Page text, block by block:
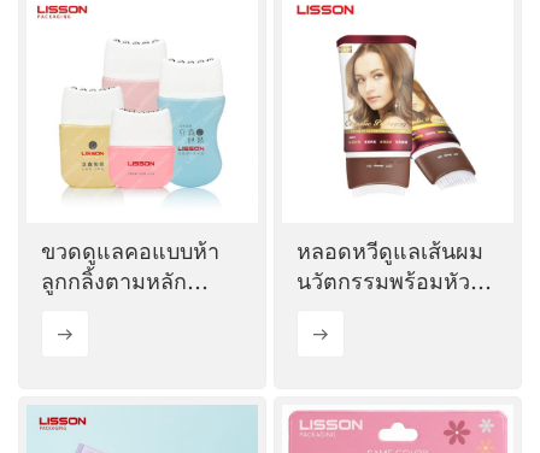
ขวดดูแลคอแบบห้า
ลูกกลิ้งตามหลัก
หลอดหวีดูแลเส้นผม
นวัตกรรมพร้อมหัว